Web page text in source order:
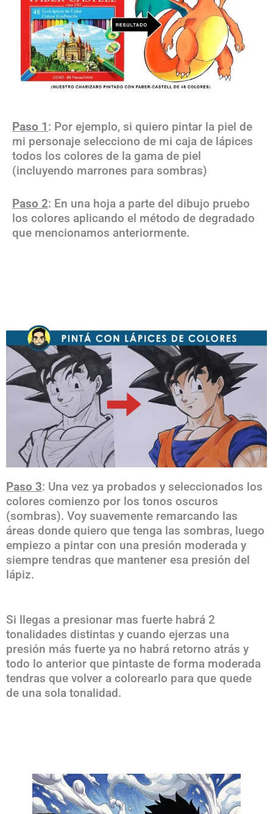
Paso 1: Por ejemplo, si quiero pintar la piel de
mi personaje selecciono de mi caja de lápices
todos los colores de la gama de piel
(incluyendo marrones para sombras)
Paso 2: En una hoja a parte del dibujo pruebo
los colores aplicando el método de degradado
que mencionamos anteriormente.
Paso 3: Una vez ya probados y seleccionados los
colores comienzo por los tonos oscuros
(sombras). Voy suavemente remarcando las
áreas donde quiero que tenga las sombras, luego
empiezo a pintar con una presión moderada y
siempre tendras que mantener esa presión del
lápiz.
Si llegas a presionar mas fuerte habrá 2
tonalidades distintas y cuando ejerzas una
presión más fuerte ya no habrá retorno atrás y
todo lo anterior que pintaste de forma moderada
tendras que volver a colorearlo para que quede
de una sola tonalidad.